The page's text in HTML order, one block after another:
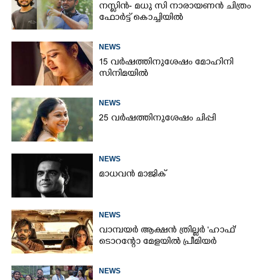
നസ്ലിൻ- മധു സി നാരായണൻ ചിത്രം
ഫോർട്ട് കൊച്ചിയിൽ
NEWS
15 വർഷത്തിനുശേഷം മോഹിനി
സിനിമയിൽ
NEWS
25 വർഷത്തിനുശേഷം ചിപ്പി
NEWS
മാധവൻ മാജിക്
NEWS
വാമ്പയർ ആക്ഷൻ ത്രില്ലർ 'ഹാഫ്'
ടൊറന്റോ മേളയിൽ പ്രീമിയർ
NEWS